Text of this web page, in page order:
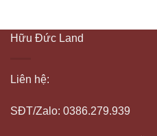
Hữu Đức Land
Liên hệ:
SĐT/Zalo: 0386.279.939